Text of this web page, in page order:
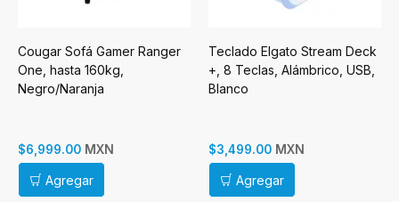
Cougar Sofá Gamer Ranger
One, hasta 160kg,
Negro/Naranja
$6,999.00 MXN
Agregar
Teclado Elgato Stream Deck
+, 8 Teclas, Alámbrico, USB,
Blanco
$3,499.00 MXN
Agregar